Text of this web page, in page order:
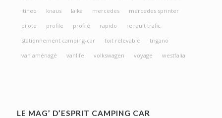
itineo
knaus laika mercedes
mercedes sprinter
pilote
profile profilé rapido
renault trafic
stationnement camping-car
toit relevable
trigano
van aménagé
vanlife volkswagen voyage westfalia
LE MAG’ D’ESPRIT CAMPING CAR